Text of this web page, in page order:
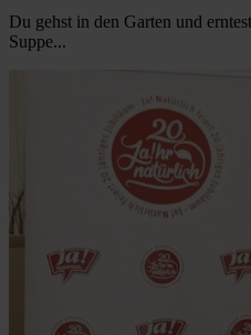
Du gehst in den Garten und
Suppe...